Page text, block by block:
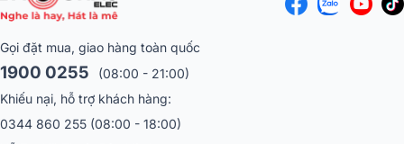
Gọi đặt mua, giao hàng toàn quốc
1900 0255
(08:00 - 21:00)
Khiếu nại, hỗ trợ khách hàng:
0344 860 255 (08:00 - 18:00)